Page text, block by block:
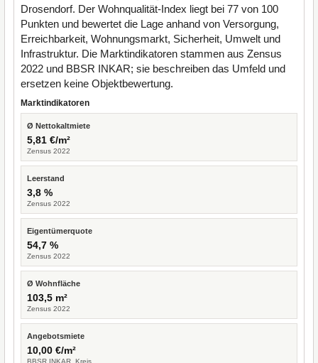
Drosendorf. Der Wohnqualität-Index liegt bei 77 von 100
Punkten und bewertet die Lage anhand von Versorgung,
Erreichbarkeit, Wohnungsmarkt, Sicherheit, Umwelt und
Infrastruktur. Die Marktindikatoren stammen aus Zensus
2022 und BBSR INKAR; sie beschreiben das Umfeld und
ersetzen keine Objektbewertung.
Marktindikatoren
Ø Nettokaltmiete
5,81 €/m²
Zensus 2022
Leerstand
3,8 %
Zensus 2022
Eigentümerquote
54,7 %
Zensus 2022
Ø Wohnfläche
103,5 m²
Zensus 2022
Angebotsmiete
10,00 €/m²
BBSR INKAR, Kreis